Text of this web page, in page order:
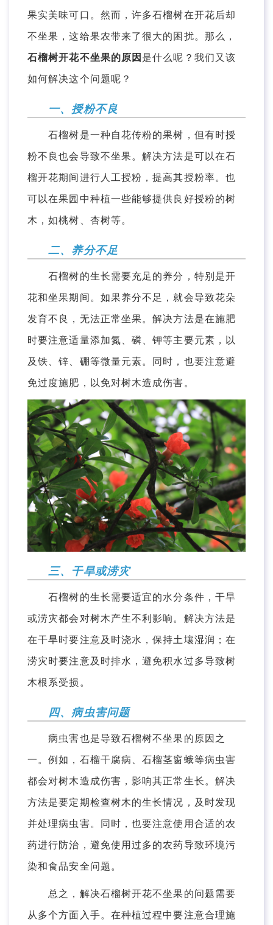
果实美味可口。然而，许多石榴树在开花后却
不坐果，这给果农带来了很大的困扰。那么，
石榴树开花不坐果的原因 是什么呢？我们又该
如何解决这个问题呢？
一、授粉不良
石榴树是一种自花传粉的果树，但有时授
粉不良也会导致不坐果。解决方法是可以在石
榴开花期间进行人工授粉，提高其授粉率。也
可以在果园中种植一些能够提供良好授粉的树
木，如桃树、杏树等。
二、养分不足
石榴树的生长需要充足的养分，特别是开
花和坐果期间。如果养分不足，就会导致花朵
发育不良，无法正常坐果。解决方法是在施肥
时要注意适量添加氮、磷、钾等主要元素，以
及铁、锌、硼等微量元素。同时，也要注意避
免过度施肥，以免对树木造成伤害。
三、干旱或涝灾
石榴树的生长需要适宜的水分条件，干旱
或涝灾都会对树木产生不利影响。解决方法是
在干旱时要注意及时浇水，保持土壤湿润；在
涝灾时要注意及时排水，避免积水过多导致树
木根系受损。
四、病虫害问题
病虫害也是导致石榴树不坐果的原因之
一。例如，石榴干腐病、石榴茎窗蛾等病虫害
都会对树木造成伤害，影响其正常生长。解决
方法是要定期检查树木的生长情况，及时发现
并处理病虫害。同时，也要注意使用合适的农
药进行防治，避免使用过多的农药导致环境污
染和食品安全问题。
总之，解决石榴树开花不坐果的问题需要
从多个方面入手。在种植过程中要注意合理施